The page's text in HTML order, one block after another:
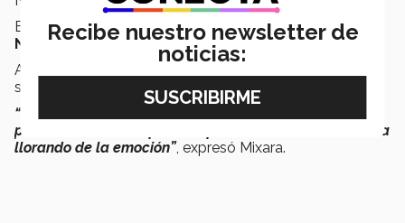
El proyecto de Gabriela y Mixara compitió en la Región
Noreste junto a otros14 proyectos.
Al finalizar esta etapa
seleccionados para asistir albootcamp nacional
“Cuando nos dijeron que quedamos seleccionadas
para el nacional no podía ni prender la cámara, estaba
llorando de la emoción”, expresó Mixara.
Recibe nuestro newsletter de
noticias: